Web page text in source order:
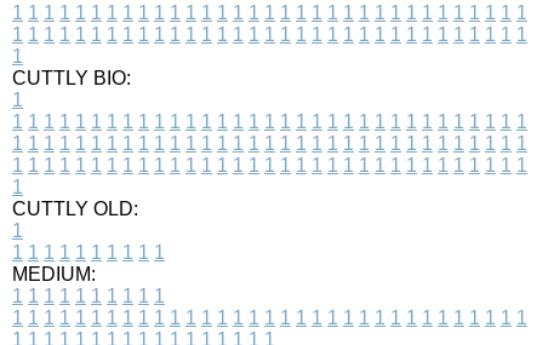
1 1 1 1 1 1 1 1 1 1 1 1 1 1 1 1 1 1 1 1 1 1 1 1 1 1 1 1 1 1 1 1 1
1 1 1 1 1 1 1 1 1 1 1 1 1 1 1 1 1 1 1 1 1 1 1 1 1 1 1 1 1 1 1 1 1
1
CUTTLY BIO:
1
1 1 1 1 1 1 1 1 1 1 1 1 1 1 1 1 1 1 1 1 1 1 1 1 1 1 1 1 1 1 1 1 1
1 1 1 1 1 1 1 1 1 1 1 1 1 1 1 1 1 1 1 1 1 1 1 1 1 1 1 1 1 1 1 1 1
1 1 1 1 1 1 1 1 1 1 1 1 1 1 1 1 1 1 1 1 1 1 1 1 1 1 1 1 1 1 1 1 1
1
CUTTLY OLD:
1
1 1 1 1 1 1 1 1 1 1
MEDIUM:
1 1 1 1 1 1 1 1 1 1
1 1 1 1 1 1 1 1 1 1 1 1 1 1 1 1 1 1 1 1 1 1 1 1 1 1 1 1 1 1 1 1 1
1 1 1 1 1 1 1 1 1 1 1 1 1 1 1 1 1